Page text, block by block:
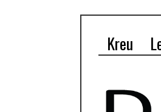
Kreu